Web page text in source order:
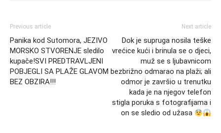
Previous article
Panika kod Sutomora, JEZIVO
MORSKO STVORENJE sledilo
kupače!SVI PREDTRAVLJENI
POBJEGLI SA PLAŽE GLAVOM
BEZ OBZIRA!!!
Next article
Dok je supruga nosila teške
vrećice kući i brinula se o djeci,
muž se s ljubavnicom
bezbrižno odmarao na plaži; ali
odmor je završio u trenutku
kada je na njegov telefon
stigla poruka s fotografijama i
on se sledio od užasa